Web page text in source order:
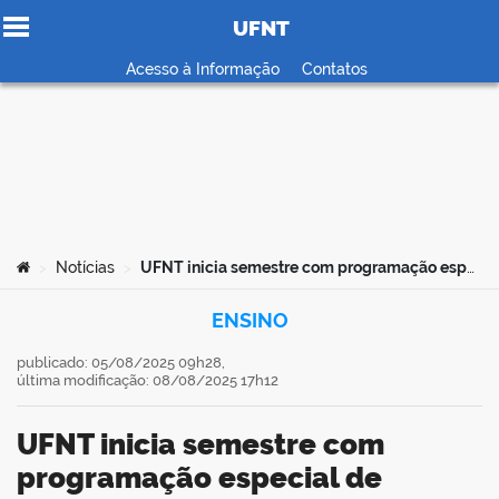
Ir para o conteúdo
UFNT
Acesso à Informação Contatos
Você está aqui:
Notícias UFNT inicia semestre com programação especial de acolhimento aos calouros
ENSINO
UFNT inicia semestre com
programação especial de
publicado: 05/08/2025 09h28,
última modificação: 08/08/2025 17h12